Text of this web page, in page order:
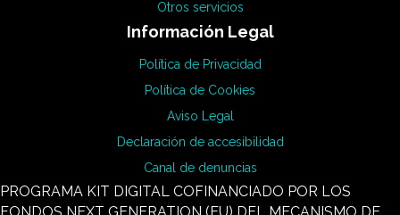
Otros servicios
Información Legal
Política de Privacidad
Política de Cookies
Aviso Legal
Declaración de accesibilidad
Canal de denuncias
PROGRAMA KIT DIGITAL COFINANCIADO POR LOS